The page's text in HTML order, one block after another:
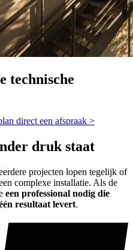
technische
direct een afspraak >
druk staat
projecten lopen tegelijk of
complexe installatie. Als de
een professional nodig die
resultaat levert.